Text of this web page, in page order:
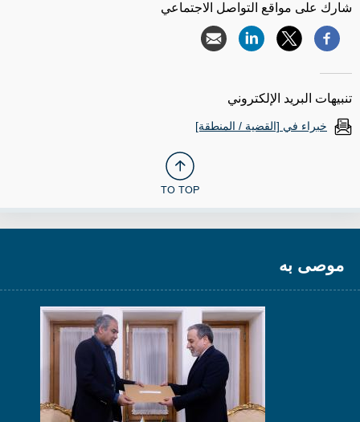
شارك على مواقع التواصل الاجتماعي
تنبيهات البريد الإلكتروني
خبراء في [القضية / المنطقة]
TO TOP
موصى به